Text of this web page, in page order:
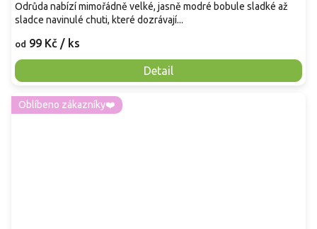
od 99 Kč / ks
Detail
Odrůda nabízí mimořádně velké, jasně modré bobule sladké až
sladce navinulé chuti, které dozrávají...
Oblíbeno zákazníky❤️